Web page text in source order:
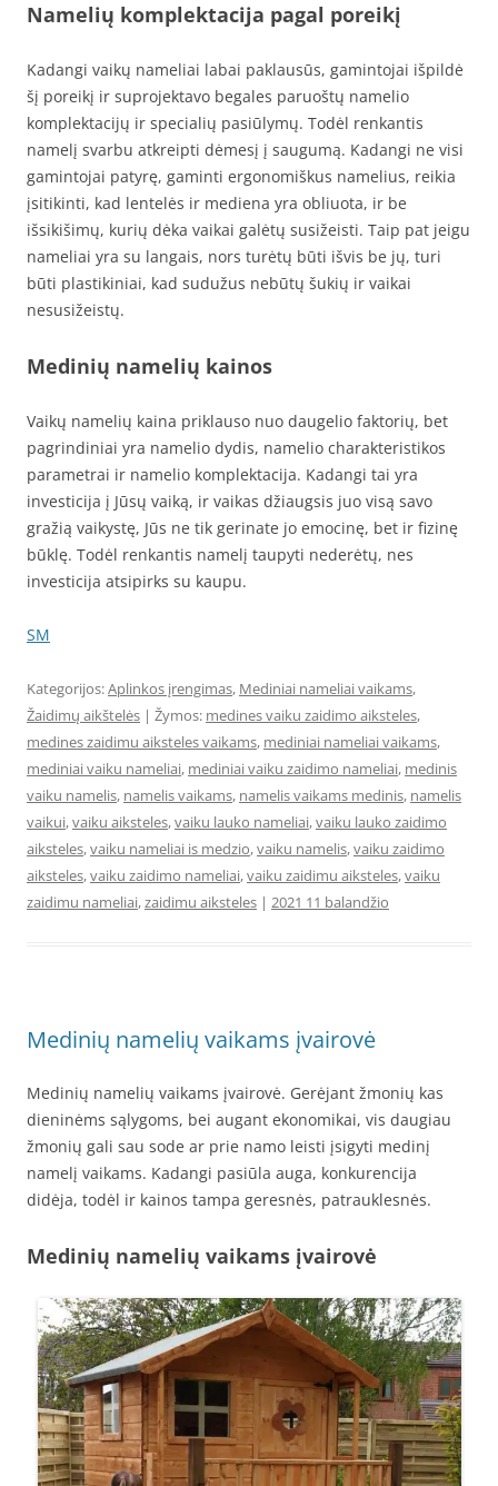
Namelių komplektacija pagal poreikį
Kadangi vaikų nameliai labai paklausūs, gamintojai išpildė
šį poreikį ir suprojektavo begales paruoštų namelio
komplektacijų ir specialių pasiūlymų. Todėl renkantis
namelį svarbu atkreipti dėmesį į saugumą. Kadangi ne visi
gamintojai patyrę, gaminti ergonomiškus namelius, reikia
įsitikinti, kad lentelės ir mediena yra obliuota, ir be
išsikišimų, kurių dėka vaikai galėtų susižeisti. Taip pat jeigu
nameliai yra su langais, nors turėtų būti išvis be jų, turi
būti plastikiniai, kad sudužus nebūtų šukių ir vaikai
nesusižeistų.
Medinių namelių kainos
Vaikų namelių kaina priklauso nuo daugelio faktorių, bet
pagrindiniai yra namelio dydis, namelio charakteristikos
parametrai ir namelio komplektacija. Kadangi tai yra
investicija į Jūsų vaiką, ir vaikas džiaugsis juo visą savo
gražią vaikystę, Jūs ne tik gerinate jo emocinę, bet ir fizinę
būklę. Todėl renkantis namelį taupyti nederėtų, nes
investicija atsipirks su kaupu.
SM
Kategorijos:Aplinkos įrengimas, Mediniai nameliai vaikams,
Žaidimų aikštelės | Žymos: medines vaiku zaidimo aiksteles,
medines zaidimu aiksteles vaikams, mediniai nameliai vaikams,
mediniai vaiku nameliai, mediniai vaiku zaidimo nameliai, medinis
vaiku namelis, namelis vaikams, namelis vaikams medinis, namelis
vaikui,vaiku aiksteles,vaiku lauko nameliai,vaiku lauko zaidimo
aiksteles,vaiku nameliai is medzio,vaiku namelis,vaiku zaidimo
aiksteles,vaiku zaidimo nameliai,vaiku zaidimu aiksteles,vaiku
zaidimu nameliai,zaidimu aiksteles | 2021 11 balandžio
Medinių namelių vaikams įvairovė
Medinių namelių vaikams įvairovė. Gerėjant žmonių kas
dieninėms sąlygoms, bei augant ekonomikai, vis daugiau
žmonių gali sau sode ar prie namo leisti įsigyti medinį
namelį vaikams. Kadangi pasiūla auga, konkurencija
didėja, todėl ir kainos tampa geresnės, patrauklesnės.
Medinių namelių vaikams įvairovė